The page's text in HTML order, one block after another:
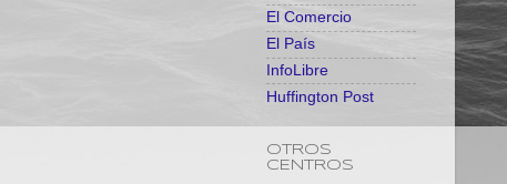
El Comercio
El País
InfoLibre
Huffington Post
OTROS
CENTROS